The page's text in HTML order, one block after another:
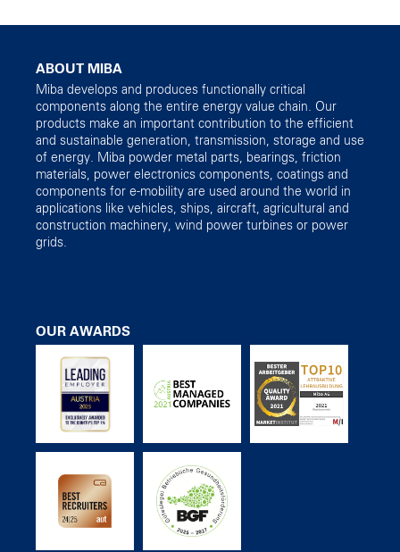
ABOUT MIBA
Miba develops and produces functionally critical
components along the entire energy value chain. Our
products make an important contribution to the efficient
and sustainable generation, transmission, storage and use
of energy. Miba powder metal parts, bearings, friction
materials, power electronics components, coatings and
components for e-mobility are used around the world in
applications like vehicles, ships, aircraft, agricultural and
construction machinery, wind power turbines or power
grids.
OUR AWARDS